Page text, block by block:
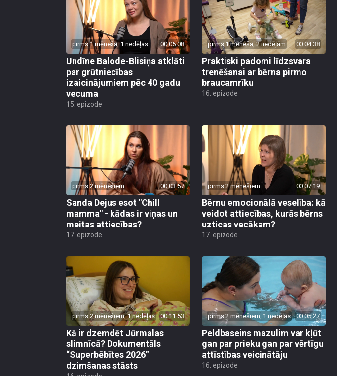
pirms 1 mēneša, 1 nedēļas 00:05:08
Undīne Balode-Blisiņa atklāti
par grūtniecības
izaicinājumiem pēc 40 gadu
vecuma
15. epizode
pirms 1 mēneša, 2 nedēļām 00:04:38
Praktiski padomi līdzsvara
trenēšanai ar bērna pirmo
braucamrīku
16. epizode
pirms 2 mēnešiem 00:03:57
Sanda Dejus esot "Chill
mamma" - kādas ir viņas un
meitas attiecības?
17. epizode
pirms 2 mēnešiem 00:07:19
Bērnu emocionālā veselība: kā
veidot attiecības, kurās bērns
uzticas vecākam?
17. epizode
pirms 2 mēnešiem, 1 nedēļas 00:11:53
Kā ir dzemdēt Jūrmalas
slimnīcā? Dokumentāls
“Superbēbītes 2026”
dzimšanas stāsts
pirms 2 mēnešiem, 1 nedēļas 00:05:27
Peldbaseins mazulim var kļūt
gan par prieku gan par vērtīgu
attīstības veicinātāju
16. epizode